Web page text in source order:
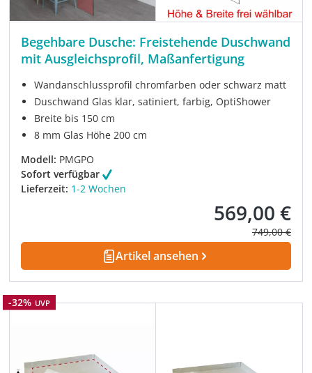
Begehbare Dusche: Freistehende Duschwand
mit Ausgleichsprofil, Maßanfertigung
Wandanschlussprofil chromfarben oder schwarz matt
Duschwand Glas klar, satiniert, farbig, OptiShower
Breite bis 150 cm
8 mm Glas Höhe 200 cm
Modell: PMGPO
Sofort verfügbar
Lieferzeit: 1-2 Wochen
Verkaufspreis:
569,00 €
Regulärer
749,00 €
Artikel ansehen
Rabatt
-32% UVP